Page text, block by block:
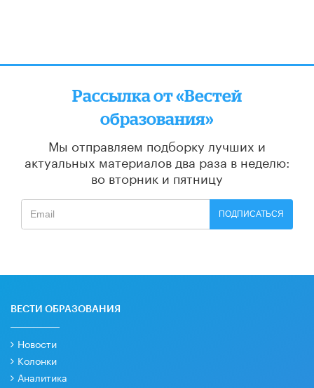
Рассылка от «Вестей
образования»
Мы отправляем подборку лучших и
актуальных материалов два раза в неделю:
во вторник и пятницу
ПОДПИСАТЬСЯ
ВЕСТИ ОБРАЗОВАНИЯ
Новости
Колонки
Аналитика